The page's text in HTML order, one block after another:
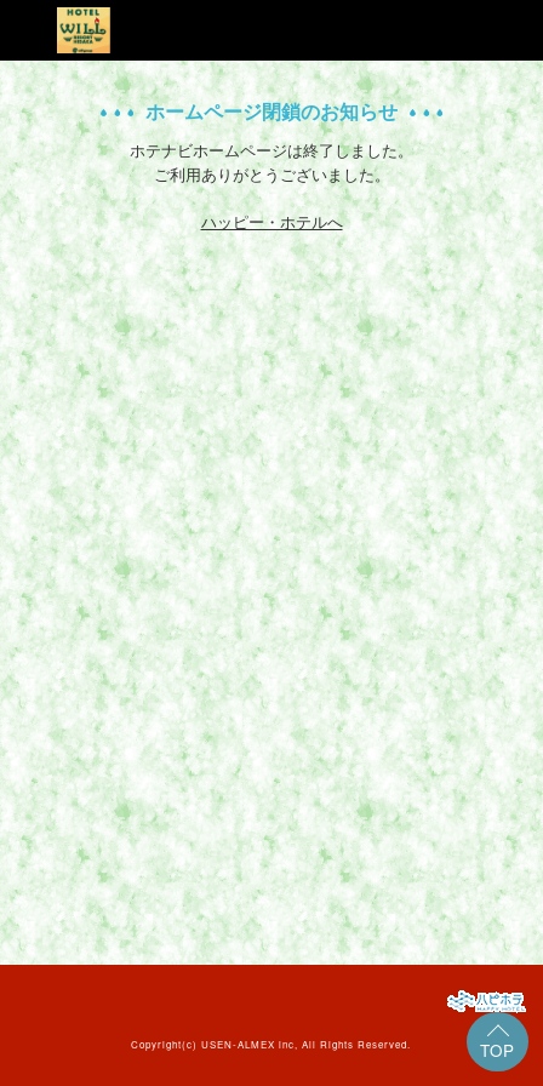
ホームページ閉鎖のお知らせ
ホテナビホームページは終了しました。
ご利用ありがとうございました。
ハッピー・ホテルへ
Copyright(c)USEN-ALMEX inc, All Rights Reserved.